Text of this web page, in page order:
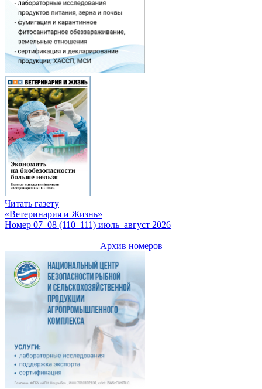
Читать газету
«Ветеринария и Жизнь»
Номер 07–08 (110–111) июль–август 2026
Архив номеров